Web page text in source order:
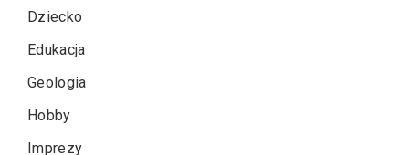
Dziecko
Edukacja
Geologia
Hobby
Imprezy